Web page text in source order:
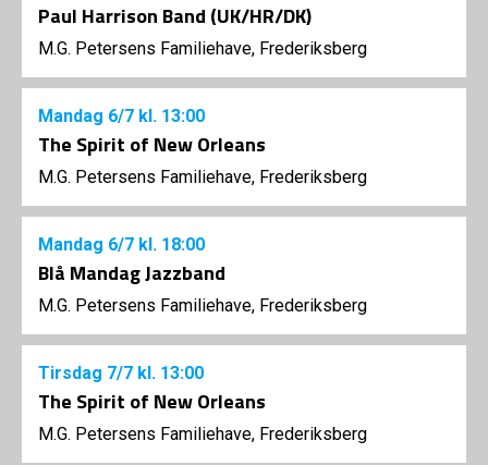
Paul Harrison Band (UK/HR/DK)
M.G. Petersens Familiehave, Frederiksberg
Mandag 6/7 kl. 13:00
The Spirit of New Orleans
M.G. Petersens Familiehave, Frederiksberg
Mandag 6/7 kl. 18:00
Blå Mandag Jazzband
M.G. Petersens Familiehave, Frederiksberg
Tirsdag 7/7 kl. 13:00
The Spirit of New Orleans
M.G. Petersens Familiehave, Frederiksberg